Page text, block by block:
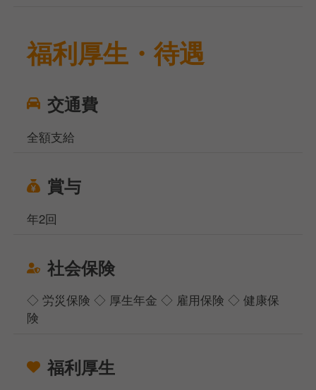
福利厚生・待遇
交通費
全額支給
賞与
年2回
社会保険
◇ 労災保険 ◇ 厚生年金 ◇ 雇用保険 ◇ 健康保
険
福利厚生